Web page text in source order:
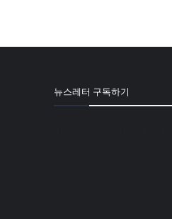
뉴스레터 구독하기